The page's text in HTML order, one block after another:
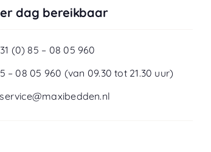
dag bereikbaar
(0) 85 – 08 05 960
– 08 05 960 (van 09.30 tot 21.30 uur)